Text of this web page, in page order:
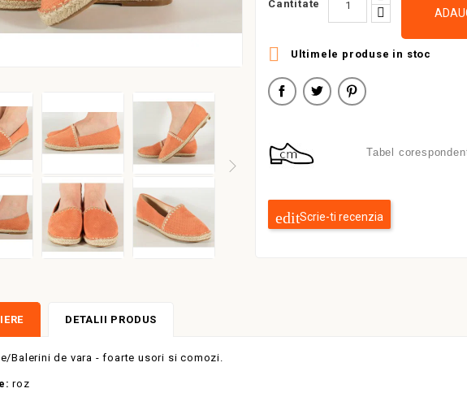
Cantitate
 Ultimele produse in stoc
Tabel
Scrie-ti recenzia
DETALII PRODUS
Balerini de vara - foarte usori si comozi.
roz